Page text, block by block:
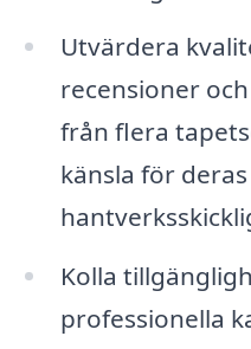
Utvärdera
recensioner
från flera
känsla för
Kolla
professionella